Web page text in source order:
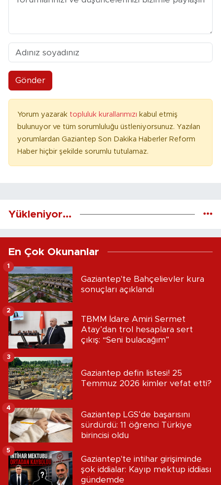
Gönder
Yorum yazarak topluluk kurallarımızı kabul etmiş
bulunuyor ve tüm sorumluluğu üstleniyorsunuz. Yazılan
yorumlardan Gaziantep Son Dakika Haberler Reform
Haber hiçbir şekilde sorumlu tutulamaz.
Yükleniyor...
En Çok Okunanlar
Gaziantep'te Bahçelievler kura
sonuçları açıklandı
1
TBMM İdare Amiri Sermet
Atay’dan trol hesaplara sert
çıkış: “Seni bulacağım”
2
Gaziantep defin listesi! 25
Temmuz 2026 kimler vefat etti?
3
Gaziantep LGS’de başarısını
sürdürdü: 11 öğrenci Türkiye
birincisi oldu
4
Gaziantep'te intihar girişiminde
şok iddialar: Kayıp mektup iddiası
gündemde
5